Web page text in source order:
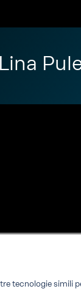
tecnologie